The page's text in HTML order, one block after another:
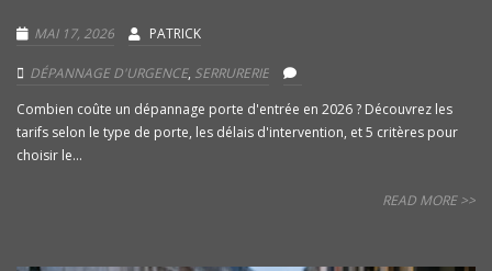
MAI 17, 2026 PATRICK
DÉPANNAGE D'URGENCE, SERRURERIE
Combien coûte un dépannage porte d'entrée en 2026 ? Découvrez les
tarifs selon le type de porte, les délais d'intervention, et 5 critères pour
choisir le...
READ MORE >>